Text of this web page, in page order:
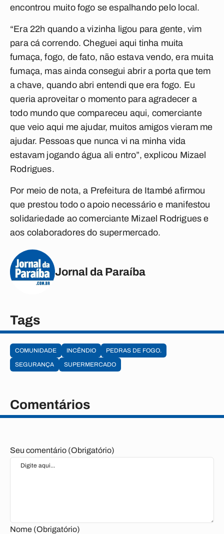
encontrou muito fogo se espalhando pelo local.
“Era 22h quando a vizinha ligou para gente, vim
para cá correndo. Cheguei aqui tinha muita
fumaça, fogo, de fato, não estava vendo, era muita
fumaça, mas ainda consegui abrir a porta que tem
a chave, quando abri entendi que era fogo. Eu
queria aproveitar o momento para agradecer a
todo mundo que compareceu aqui, comerciante
que veio aqui me ajudar, muitos amigos vieram me
ajudar. Pessoas que nunca vi na minha vida
estavam jogando água ali entro”, explicou Mizael
Rodrigues.
Por meio de nota, a Prefeitura de Itambé afirmou
que prestou todo o apoio necessário e manifestou
solidariedade ao comerciante Mizael Rodrigues e
aos colaboradores do supermercado.
Jornal da Paraíba
Tags
COMUNIDADE INCÊNDIO
PEDRAS DE FOGO.
SEGURANÇA
SUPERMERCADO
Comentários
Seu comentário (Obrigatório)
Nome (Obrigatório)